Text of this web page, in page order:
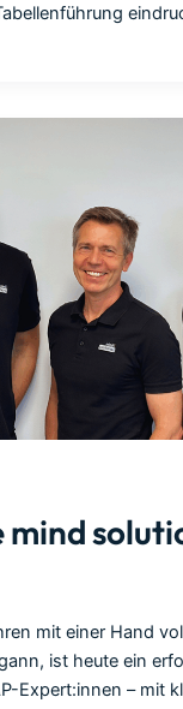
mind
mit einer Hand
ist heute ein
Expert:innen – mit